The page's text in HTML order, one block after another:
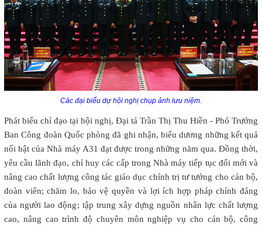
Các đại biểu dự hội nghị chụp ảnh lưu niệm.
Phát biểu chỉ đạo tại hội nghị, Đại tá Trần Thị Thu Hiền - Phó Trưởng
Ban Công đoàn Quốc phòng đã ghi nhận, biểu dương những kết quả
nổi bật của Nhà máy A31 đạt được trong những năm qua. Đồng thời,
yêu cầu lãnh đạo, chỉ huy các cấp trong Nhà máy tiếp tục đổi mới và
nâng cao chất lượng công tác giáo dục chính trị tư tưởng cho cán bộ,
đoàn viên; chăm lo, bảo vệ quyền và lợi ích hợp pháp chính đáng
của người lao động; tập trung xây dựng nguồn nhân lực chất lượng
cao, nâng cao trình độ chuyên môn nghiệp vụ cho cán bộ, công